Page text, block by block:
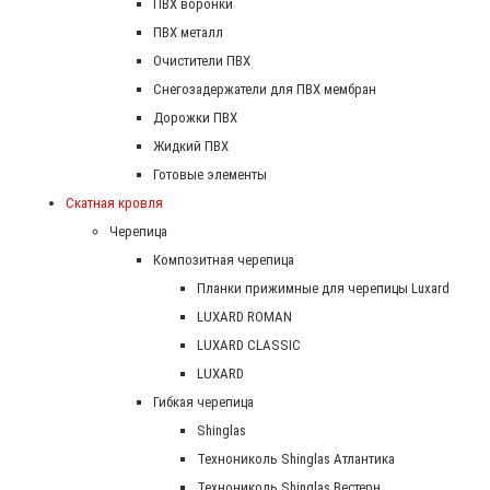
ПВХ воронки
ПВХ металл
Очистители ПВХ
Снегозадержатели для ПВХ мембран
Дорожки ПВХ
Жидкий ПВХ
Готовые элементы
Скатная кровля
Черепица
Композитная черепица
Планки прижимные для черепицы Luxard
LUXARD ROMAN
LUXARD CLASSIC
LUXARD
Гибкая черепица
Shinglas
Технониколь Shinglas Атлантика